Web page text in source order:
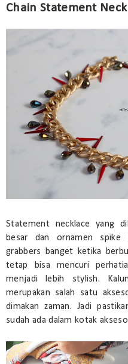
Chain Statement
Statement necklace yang
besar dan ornamen
grabbers banget ketika
tetap bisa mencuri
menjadi lebih stylish.
merupakan salah satu
dimakan zaman. Jadi
sudah ada dalam kotak